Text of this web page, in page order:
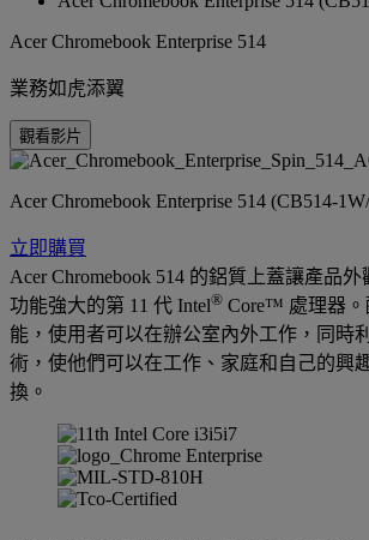
Acer Chromebook Enterprise 514
業務如虎添翼
觀看影片
Acer Chromebook Enterprise 514 (CB514-
立即購買
Acer Chromebook 514 的鋁質上蓋讓產品
功能強大的第 11 代 Intel® Core™ 處理器
能，使用者可以在辦公室內外工作，同時
術，使他們可以在工作、家庭和自己的興
換。